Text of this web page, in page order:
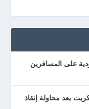
على المسافرين
في جزيرة كريت بعد محاولة إنقاذ